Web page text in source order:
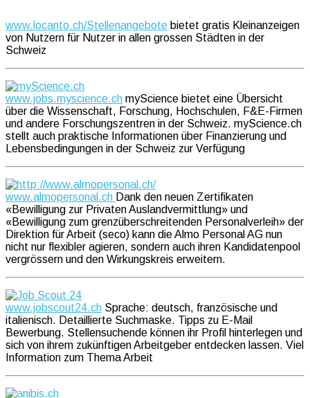
www.locanto.ch/Stellenangebote bietet gratis Kleinanzeigen
von Nutzern für Nutzer in allen grossen Städten in der
Schweiz
www.jobs.myscience.ch myScience bietet eine Übersicht
über die Wissenschaft, Forschung, Hochschulen, F&E-Firmen
und andere Forschungszentren in der Schweiz. myScience.ch
stellt auch praktische Informationen über Finanzierung und
Lebensbedingungen in der Schweiz zur Verfügung
www.almopersonal.ch Dank den neuen Zertifikaten
«Bewilligung zur Privaten Auslandvermittlung» und
«Bewilligung zum grenzüberschreitenden Personalverleih» der
Direktion für Arbeit (seco) kann die Almo Personal AG nun
nicht nur flexibler agieren, sondern auch ihren Kandidatenpool
vergrössern und den Wirkungskreis erweitern.
www.jobscout24.ch Sprache: deutsch, französische und
italienisch. Detaillierte Suchmaske. Tipps zu E-Mail
Bewerbung. Stellensuchende können ihr Profil hinterlegen und
sich von ihrem zukünftigen Arbeitgeber entdecken lassen. Viel
Information zum Thema Arbeit